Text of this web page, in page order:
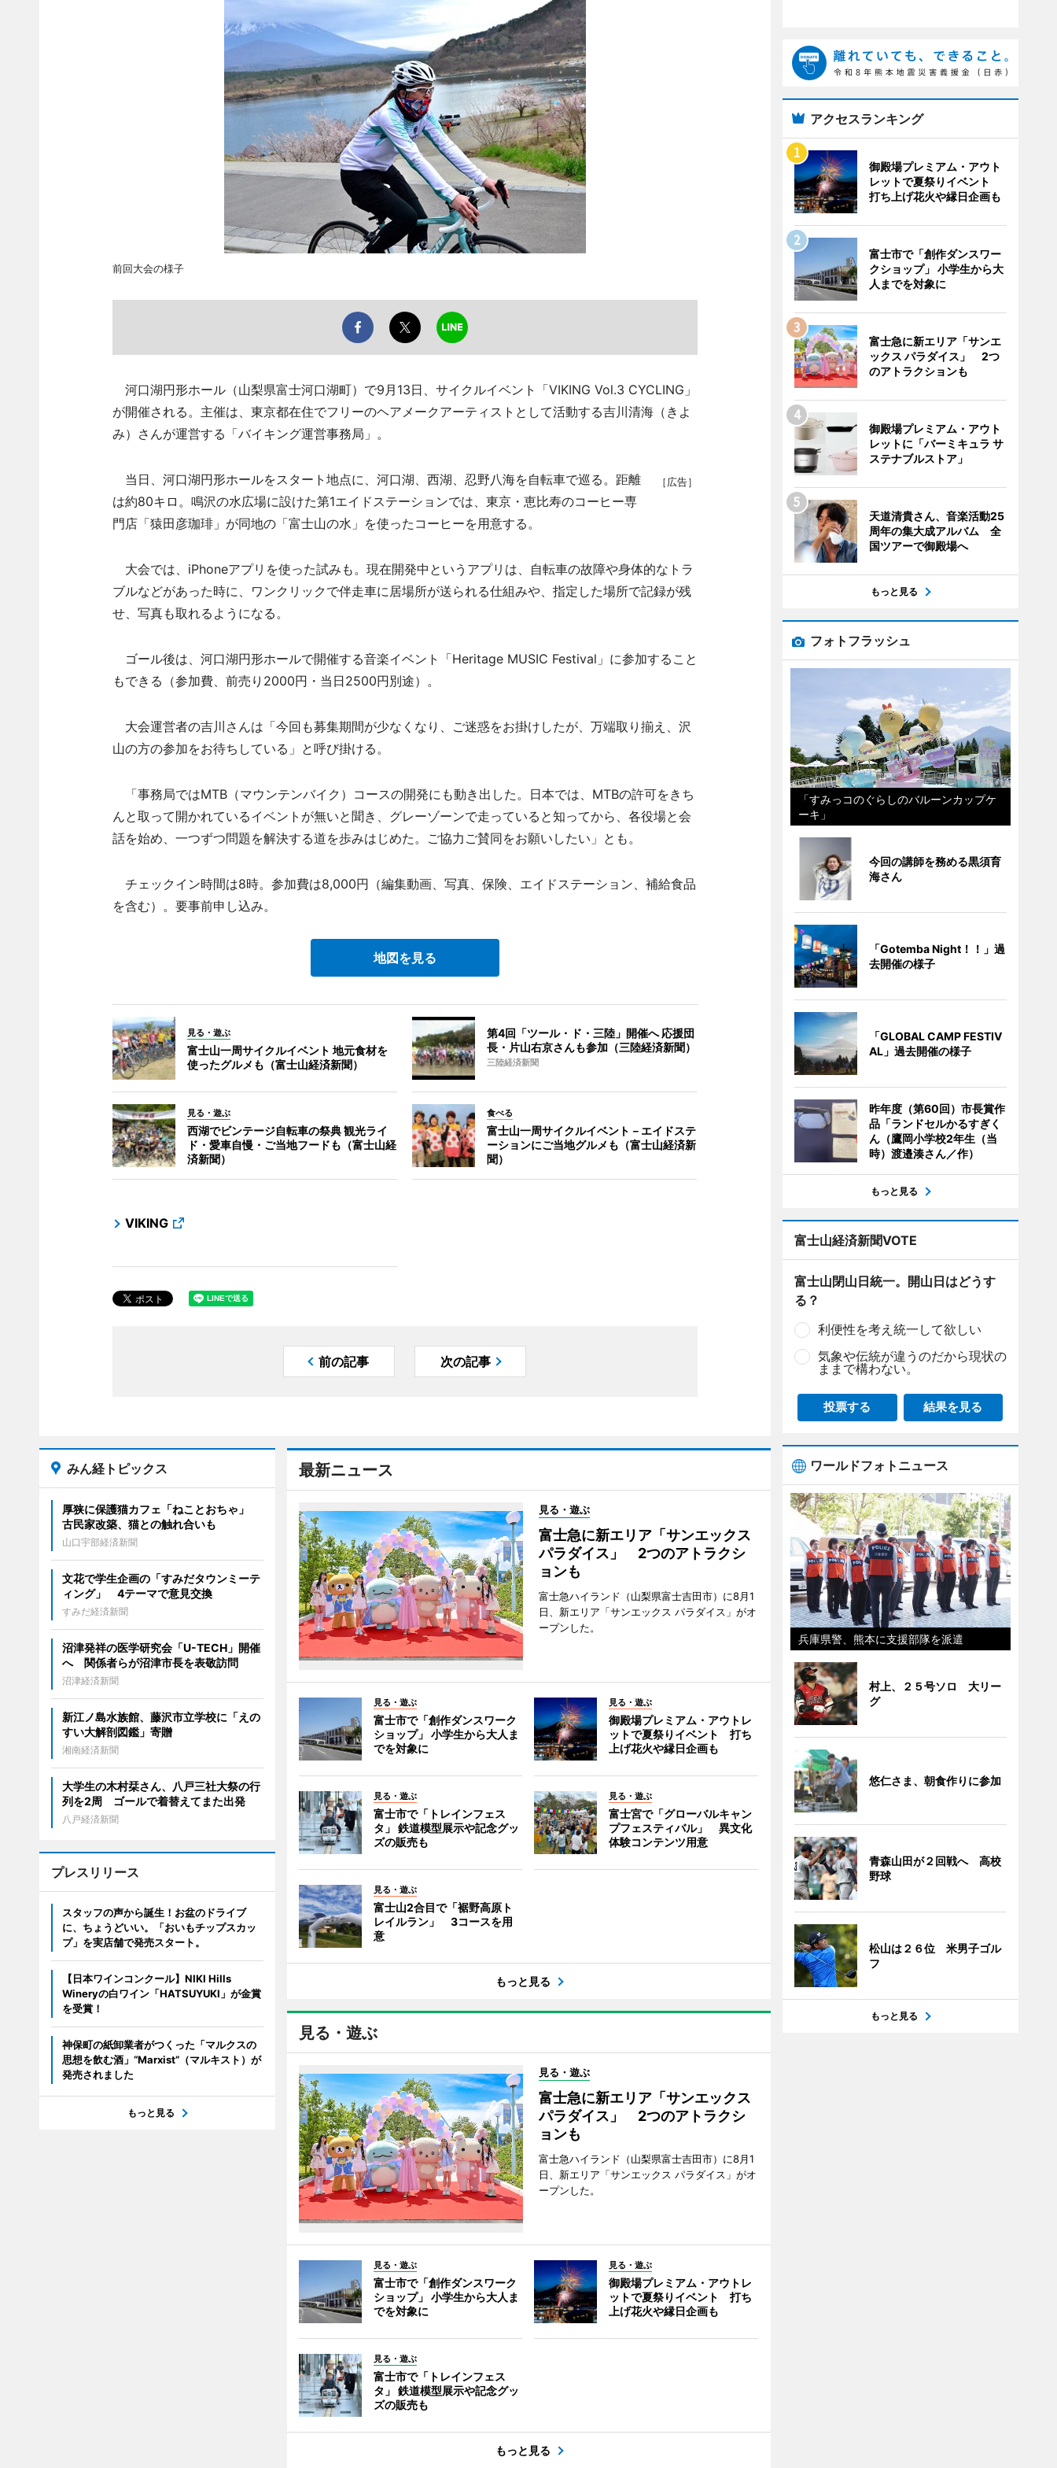
前回大会の様子
河口湖円形ホール（山梨県富士河口湖町）で9月13日、サイクルイベント「VIKING Vol.3 CYCLING」
が開催される。主催は、東京都在住でフリーのヘアメークアーティストとして活動する吉川清海（きよ
み）さんが運営する「バイキング運営事務局」。
［広告］
当日、河口湖円形ホールをスタート地点に、河口湖、西湖、忍野八海を自転車で巡る。距離
は約80キロ。鳴沢の水広場に設けた第1エイドステーションでは、東京・恵比寿のコーヒー専
門店「猿田彦珈琲」が同地の「富士山の水」を使ったコーヒーを用意する。
大会では、iPhoneアプリを使った試みも。現在開発中というアプリは、自転車の故障や身体的なトラ
ブルなどがあった時に、ワンクリックで伴走車に居場所が送られる仕組みや、指定した場所で記録が残
せ、写真も取れるようになる。
ゴール後は、河口湖円形ホールで開催する音楽イベント「Heritage MUSIC Festival」に参加すること
もできる（参加費、前売り2000円・当日2500円別途）。
大会運営者の吉川さんは「今回も募集期間が少なくなり、ご迷惑をお掛けしたが、万端取り揃え、沢
山の方の参加をお待ちしている」と呼び掛ける。
「事務局ではMTB（マウンテンバイク）コースの開発にも動き出した。日本では、MTBの許可をきち
んと取って開かれているイベントが無いと聞き、グレーゾーンで走っていると知ってから、各役場と会
話を始め、一つずつ問題を解決する道を歩みはじめた。ご協力ご賛同をお願いしたい」とも。
チェックイン時間は8時。参加費は8,000円（編集動画、写真、保険、エイドステーション、補給食品
を含む）。要事前申し込み。
地図を見る
見る・遊ぶ
富士山一周サイクルイベント 地元食材を
使ったグルメも（富士山経済新聞）
第4回「ツール・ド・三陸」開催へ 応援団
長・片山右京さんも参加（三陸経済新聞）
三陸経済新聞
見る・遊ぶ
西湖でビンテージ自転車の祭典 観光ライ
ド・愛車自慢・ご当地フードも（富士山経
済新聞）
食べる
富士山一周サイクルイベント－エイドステ
ーションにご当地グルメも（富士山経済新
聞）
VIKING
前の記事 次の記事
最新ニュース
見る・遊ぶ
富士急に新エリア「サンエックス
パラダイス」 2つのアトラクシ
ョンも
富士急ハイランド（山梨県富士吉田市）に8月1
日、新エリア「サンエックス パラダイス」がオ
ープンした。
見る・遊ぶ
富士市で「創作ダンスワーク
ショップ」 小学生から大人ま
でを対象に
見る・遊ぶ
御殿場プレミアム・アウトレ
ットで夏祭りイベント 打ち
上げ花火や縁日企画も
見る・遊ぶ
富士市で「トレインフェス
タ」 鉄道模型展示や記念グッ
ズの販売も
見る・遊ぶ
富士宮で「グローバルキャン
プフェスティバル」 異文化
体験コンテンツ用意
見る・遊ぶ
富士山2合目で「裾野高原ト
レイルラン」 3コースを用
意
もっと見る
見る・遊ぶ
見る・遊ぶ
富士急に新エリア「サンエックス
パラダイス」 2つのアトラクシ
ョンも
富士急ハイランド（山梨県富士吉田市）に8月1
日、新エリア「サンエックス パラダイス」がオ
ープンした。
見る・遊ぶ
富士市で「創作ダンスワーク
ショップ」 小学生から大人ま
でを対象に
見る・遊ぶ
御殿場プレミアム・アウトレ
ットで夏祭りイベント 打ち
上げ花火や縁日企画も
見る・遊ぶ
富士市で「トレインフェス
タ」 鉄道模型展示や記念グッ
ズの販売も
もっと見る
みん経トピックス
厚狭に保護猫カフェ「ねことおちゃ」
古民家改築、猫との触れ合いも
山口宇部経済新聞
文花で学生企画の「すみだタウンミーテ
ィング」 4テーマで意見交換
すみだ経済新聞
沼津発祥の医学研究会「U-TECH」開催
へ 関係者らが沼津市長を表敬訪問
沼津経済新聞
新江ノ島水族館、藤沢市立学校に「えの
すい大解剖図鑑」寄贈
湘南経済新聞
大学生の木村栞さん、八戸三社大祭の行
列を2周 ゴールで着替えてまた出発
八戸経済新聞
プレスリリース
スタッフの声から誕生！お盆のドライブ
に、ちょうどいい。「おいもチップスカッ
プ」を実店舗で発売スタート。
【日本ワインコンクール】NIKI Hills
Wineryの白ワイン「HATSUYUKI」が金賞
を受賞！
神保町の紙卸業者がつくった「マルクスの
思想を飲む酒」“Marxist”（マルキスト）が
発売されました
もっと見る
アクセスランキング
御殿場プレミアム・アウト
レットで夏祭りイベント
打ち上げ花火や縁日企画も
富士市で「創作ダンスワー
クショップ」 小学生から大
人までを対象に
富士急に新エリア「サンエ
ックス パラダイス」 2つ
のアトラクションも
御殿場プレミアム・アウト
レットに「バーミキュラ サ
ステナブルストア」
天道清貴さん、音楽活動25
周年の集大成アルバム 全
国ツアーで御殿場へ
もっと見る
フォトフラッシュ
「すみっコのぐらしのバルーンカップケ
ーキ」
今回の講師を務める黒須育
海さん
「Gotemba Night！！」過
去開催の様子
「GLOBAL CAMP FESTIV
AL」過去開催の様子
昨年度（第60回）市長賞作
品「ランドセルかるすぎく
ん（鷹岡小学校2年生（当
時）渡邉湊さん／作）
もっと見る
富士山経済新聞VOTE
富士山閉山日統一。開山日はどうす
る？
利便性を考え統一して欲しい
気象や伝統が違うのだから現状の
ままで構わない。
投票する 結果を見る
ワールドフォトニュース
兵庫県警、熊本に支援部隊を派遣
村上、２５号ソロ 大リー
グ
悠仁さま、朝食作りに参加
青森山田が２回戦へ 高校
野球
松山は２６位 米男子ゴル
フ
もっと見る